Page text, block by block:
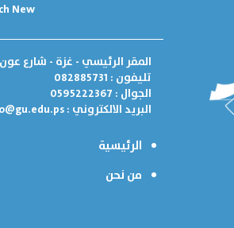
New
المقر الرئيسي - غزة - شارع
تليفون : 082885731
الجوال : 0595222367
البريد الالكتروني :
الرئيسية
من نحن